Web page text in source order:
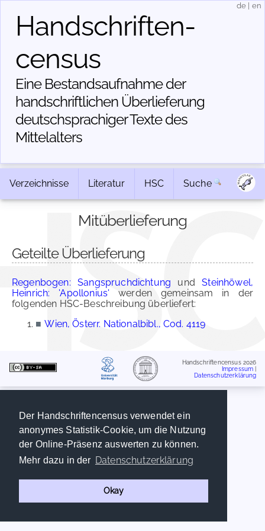
Der Handschriftencensus verwendet ein
anonymes Statistik-Cookie, um die Nutzung
der Online-Präsenz auswerten zu können.
Mehr dazu in der Datenschutzerklärung
Okay
Handschriften­
census
Eine Bestandsaufnahme der
handschriftlichen Über­lieferung
deutschsprachiger Texte des
Mittelalters
de en
Verzeichnisse Literatur HSC Suche
Mitüberlieferung
Geteilte Überlieferung
Regenbogen: Sangspruchdichtung undSteinhöwel,
Heinrich: 'Apollonius' werden gemeinsam in der
folgenden HSC-Beschreibung überliefert:
■ Wien, Österr. Nationalbibl., Cod. 4119
Handschriftencensus 2026
Impressum
Datenschutzerklärung